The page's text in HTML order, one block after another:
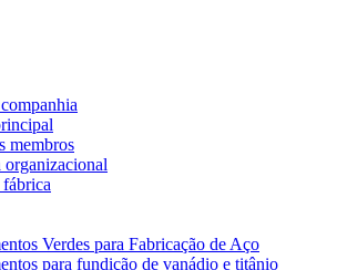
membros
organizacional
Verdes para Fabricação de Aço
para fundição de vanádio e titânio